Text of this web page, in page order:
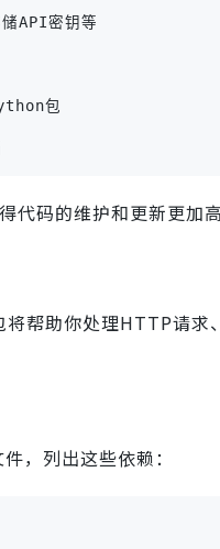
密钥等
包
码的维护和更新更加高
帮助你处理HTTP请求
，列出这些依赖：